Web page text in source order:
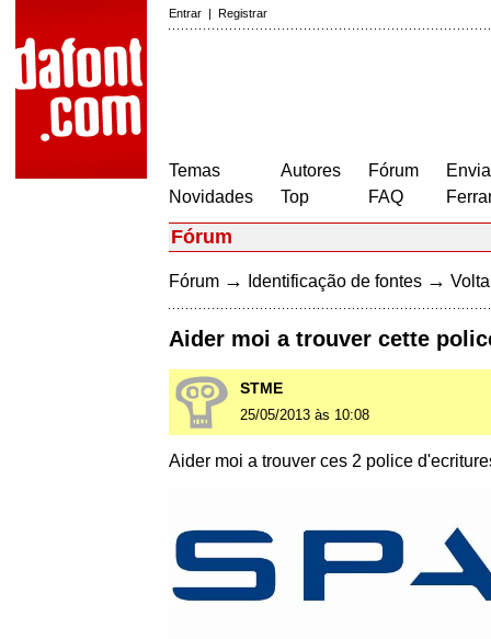
Entrar | Registrar
Temas
Novidades
Autores
Top
Fórum
FAQ
Fórum
Fórum → Identificação de fontes →
Aider moi a trouver cette
STME
25/05/2013 às 10:08
Aider moi a trouver ces 2 police